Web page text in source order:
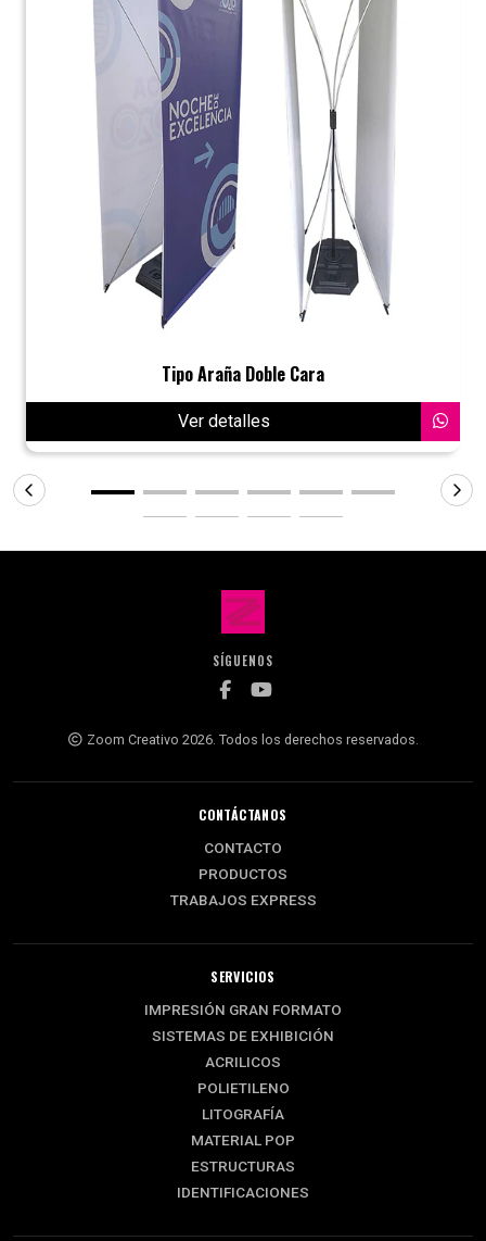
Tipo Araña Doble Cara
Ver detalles
SÍGUENOS
Zoom Creativo 2026. Todos los derechos reservados.
CONTÁCTANOS
CONTACTO
PRODUCTOS
TRABAJOS EXPRESS
SERVICIOS
IMPRESIÓN GRAN FORMATO
SISTEMAS DE EXHIBICIÓN
ACRILICOS
POLIETILENO
LITOGRAFÍA
MATERIAL POP
ESTRUCTURAS
IDENTIFICACIONES